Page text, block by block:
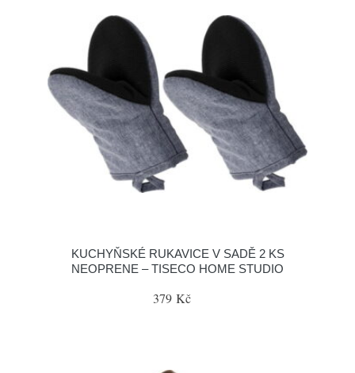
KUCHYŇSKÉ RUKAVICE V SADĚ 2 KS
NEOPRENE – TISECO HOME STUDIO
379 Kč